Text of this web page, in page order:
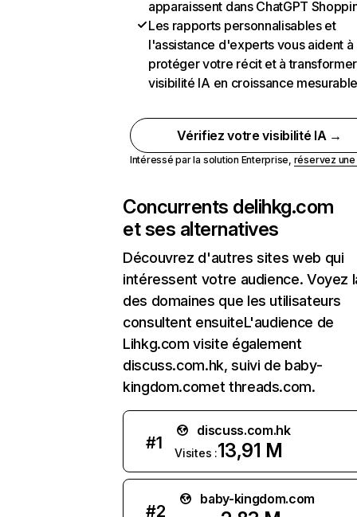
apparaissent dans ChatGPT
Les rapports personnalisables et
l'assistance d'experts vous aident à
protéger votre récit et à
visibilité IA en croissance
Vérifiez votre visibilité IA →
Intéressé par la solution Enterprise, réservez
Concurrents delihkg.com
et ses alternatives
Découvrez d'autres sites web qui
intéressent votre audience. Voyez
des domaines que les utilisateurs
consultent ensuiteL'audience de
Lihkg.com visite également
discuss.com.hk, suivi de baby-
kingdom.comet threads.com.
#1
discuss.com.hk
Visites :13,91 M
#2
baby-kingdom.com